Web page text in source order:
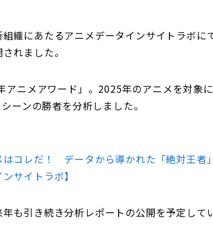
織にあたるアニメデータインサイトラボ
れました。
ニメアワード」。2025年のアニメを対象
ーンの勝者を分析しました。
はコレだ！ データから導かれた「絶対王
サイトラボ】
も引き続き分析レポートの公開を予定して